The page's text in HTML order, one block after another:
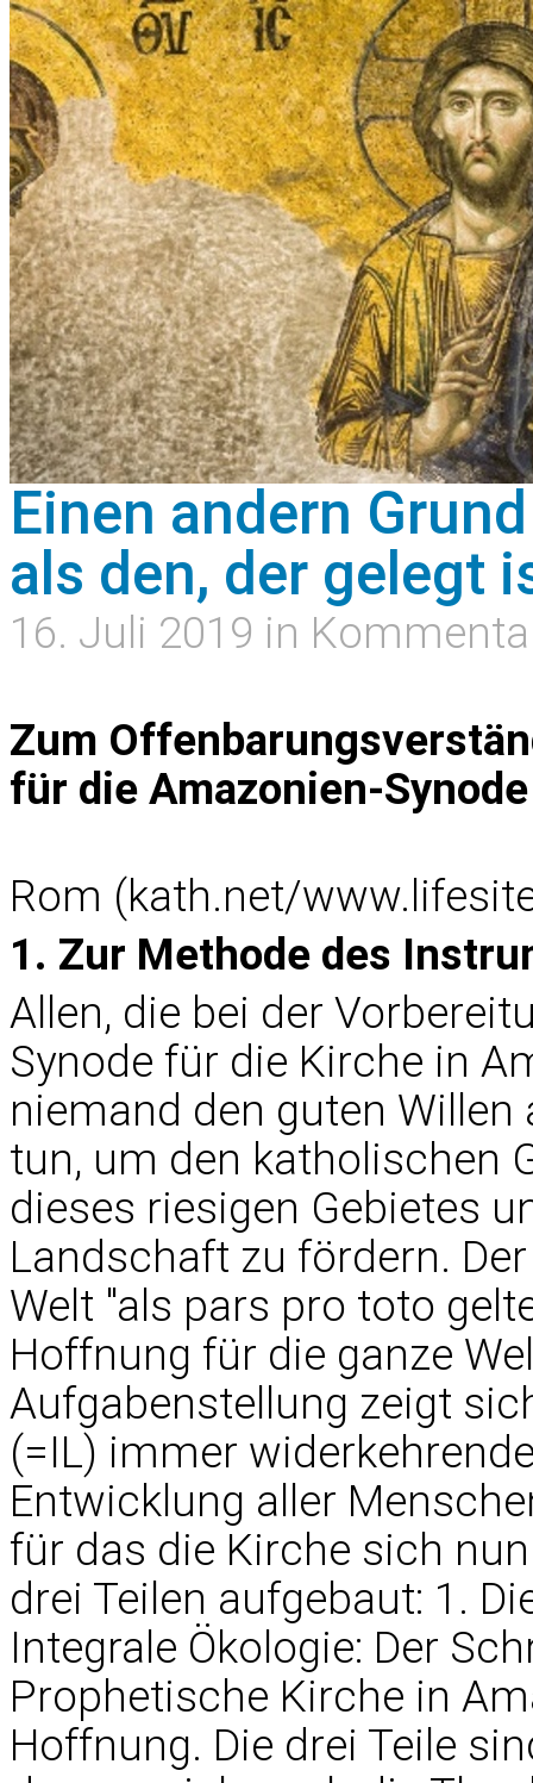
Einen andern
als den, der gelegt
16. Juli 2019 in
Zum
für die Amazonien-
Rom (kath.net/
1. Zur Methode des
Allen, die bei der
Synode für die Kirche in
niemand den guten
tun, um den katholischen
dieses riesigen Gebietes
Landschaft zu fördern.
Welt "als pars pro toto
Hoffnung für die ganze
Aufgabenstellung zeigt
(=IL) immer
Entwicklung aller
für das die Kirche sich
drei Teilen aufgebaut: 1.
Integrale Ökologie: Der
Prophetische Kirche in
Hoffnung. Die drei Teile